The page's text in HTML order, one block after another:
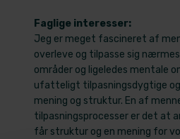
Faglige interesser:
Jeg er meget fascineret af
overleve og tilpasse sig
områder og ligeledes mentale
ufatteligt tilpasningsdygtige
mening og struktur. En af
tilpasningsprocesser er det at
får struktur og en mening for